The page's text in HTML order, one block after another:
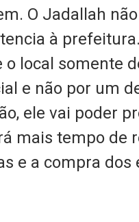
O Jadallah
à
local somente
e não por um
ele vai poder
mais tempo de
e a compra dos